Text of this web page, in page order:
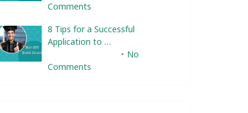
Comments
8 Tips for a Successful
Application to …
No
Comments